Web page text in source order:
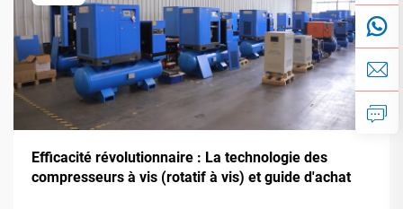
Efficacité révolutionnaire : La technologie des
compresseurs à vis (rotatif à vis) et guide d'achat